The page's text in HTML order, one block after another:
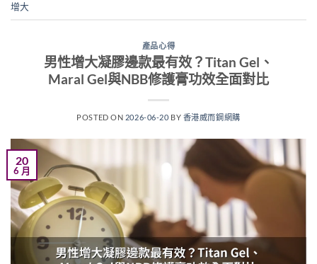
增大
產品心得
男性增大凝膠邊款最有效？Titan Gel、
Maral Gel與NBB修護膏功效全面對比
POSTED ON 2026-06-20 BY 香港威而鋼網購
20
6 月